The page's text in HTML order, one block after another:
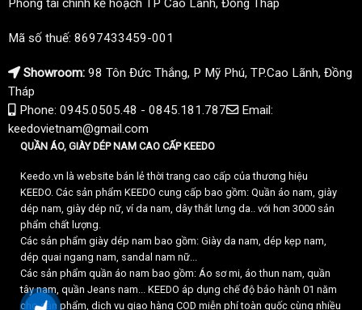
Phòng tài chính kế hoạch TP Cao Lãnh, Đồng Tháp
Mã số thuế: 8697433459-001
Showroom: 98 Tôn Đức Thắng, P Mỹ Phú, TP.Cao Lãnh, Đồng
Tháp
Phone: 0945.0505.48 - 0845.181.787
Email:
keedovietnam@gmail.com
QUẦN ÁO, GIÀY DÉP NAM CAO CẤP KEEDO
Keedo.vn là website bán lẻ thời trang cao cấp của thương hiệu
KEEDO. Các sản phẩm KEEDO cung cấp bao gồm: Quần áo nam, giày
dép nam, giày dép nữ, ví da nam, dây thắt lưng da.. với hơn 3000 sản
phẩm chất lượng.
Các sản phẩm giày dép nam bao gồm: Giày da nam, dép kẹp nam,
dép quai ngang nam, sandal nam nữ...
Các sản phẩm quần áo nam bao gồm: Áo sơ mi, áo thun nam, quần
tây nam, quần Jeans nam... KEEDO áp dụng chế độ bảo hành 01 năm
cho sản phẩm, dịch vụ giao hàng COD miễn phí toàn quốc cùng nhiều